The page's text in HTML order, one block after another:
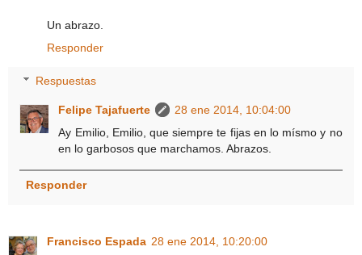
Un abrazo.
Responder
Respuestas
Felipe Tajafuerte
28 ene 2014, 10:04:00
Ay Emilio, Emilio, que siempre te fijas en lo mísmo y no
en lo garbosos que marchamos. Abrazos.
Responder
Francisco Espada 28 ene 2014, 10:20:00